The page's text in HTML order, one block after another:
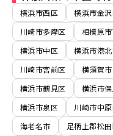
横浜市西区 横浜市金
川崎市多摩区
相模原
横浜市中区
横浜市港
川崎市宮前区
横須賀市
横浜市鶴見区
横浜市
横浜市泉区
川崎市中
海老名市
足柄上郡松